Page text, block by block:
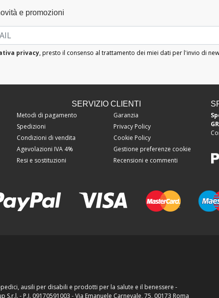
e promozioni
privacy, presto il consenso al trattamento dei miei dati per l'invio di
SERVIZIO CLIENTI
Metodi di pagamento
Spedizioni
Condizioni di vendita
Agevolazioni IVA 4%
Resi e sostituzioni
Garanzia
Privacy Policy
Cookie Policy
Gestione preferenze cookie
Recensioni e commenti
ausili per disabili e prodotti per la salute e il benessere -
S.r.l. - P.I. 09170591003 - Via Emanuele Carnevale, 75, 00173 Roma